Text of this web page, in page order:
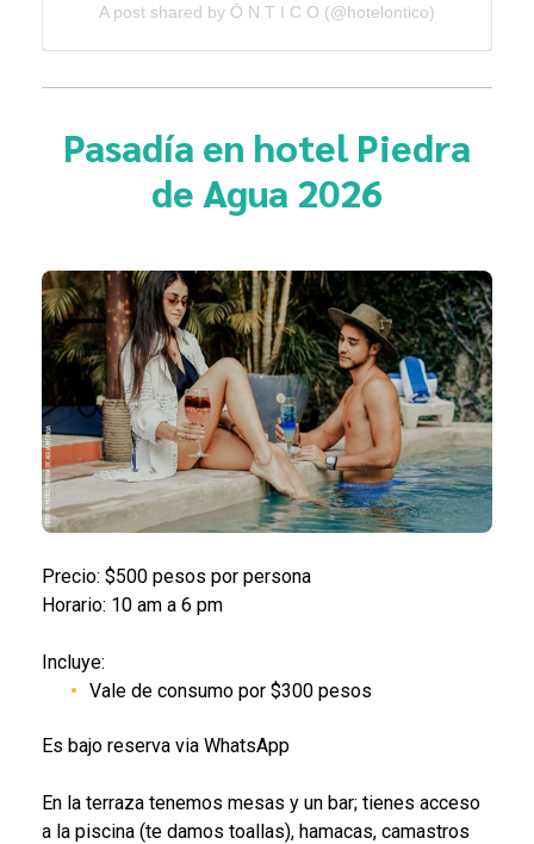
A post shared by Ō N T I C O (@hotelontico)
Pasadía en hotel Piedra
de Agua 2026
Precio: $500 pesos por persona
Horario: 10 am a 6 pm
Incluye:
Vale de consumo por $300 pesos
Es bajo reserva via WhatsApp
En la terraza tenemos mesas y un bar; tienes acceso
a la piscina (te damos toallas), hamacas, camastros